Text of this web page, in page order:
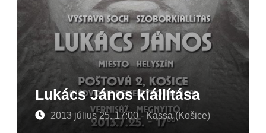
Lukács János kiállítása
2013 július 25. 17:00 - Kassa (Košice)